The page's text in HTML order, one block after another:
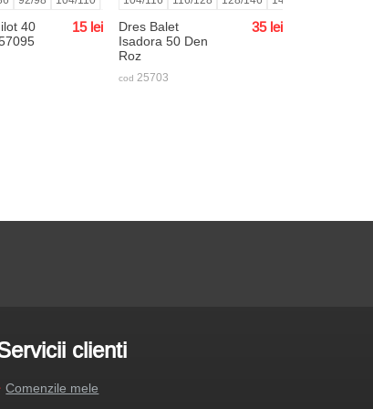
40
15 lei
Dres Balet
Isadora 50 Den
Roz
35 lei
cod 25703
clienti
Comenzile mele